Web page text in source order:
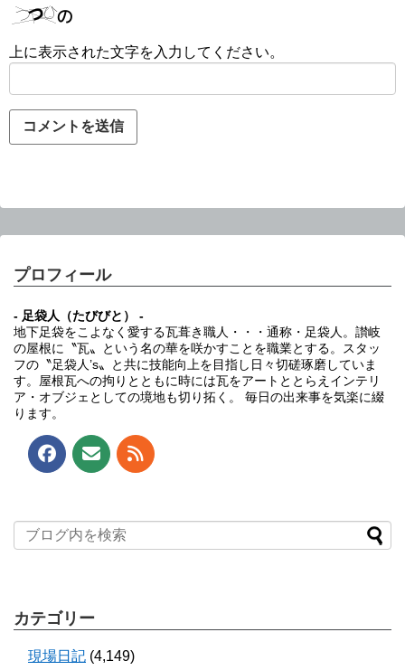
上に表示された文字を入力してください。
プロフィール
- 足袋人（たびびと） -
地下足袋をこよなく愛する瓦葺き職人・・・通称・足袋人。讃岐
の屋根に〝瓦〟という名の華を咲かすことを職業とする。スタッ
フの〝足袋人’s〟と共に技能向上を目指し日々切磋琢磨していま
す。屋根瓦への拘りとともに時には瓦をアートととらえインテリ
ア・オブジェとしての境地も切り拓く。 毎日の出来事を気楽に綴
ります。
カテゴリー
現場日記 (4,149)